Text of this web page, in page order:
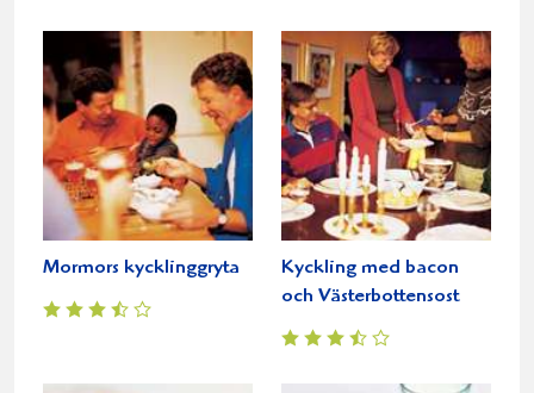
Mormors kycklinggryta
Kyckling med bacon
och Västerbottensost